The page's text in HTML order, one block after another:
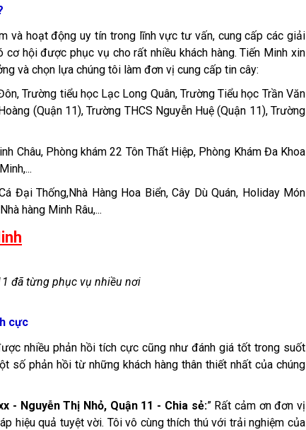
và hoạt động uy tín trong lĩnh vực tư vấn, cung cấp các giải
hội được phục vụ cho rất nhiều khách hàng. Tiến Minh xin
và chọn lựa chúng tôi làm đơn vị cung cấp tin cây:
Trường tiểu học Lạc Long Quân, Trường Tiểu học Trần Văn
(Quận 11), Trường THCS Nguyễn Huệ (Quận 11), Trường
Châu, Phòng khám 22 Tôn Thất Hiệp, Phòng Khám Đa Khoa
Đại Thống,Nhà Hàng Hoa Biển, Cây Dù Quán, Holiday Món
hàng Minh Râu,...
đã từng phục vụ nhiều nơi​
cực
nhiều phản hồi tích cực cũng như đánh giá tốt trong suốt
phản hồi từ những khách hàng thân thiết nhất của chúng
- Nguyễn Thị Nhỏ, Quận 11 - Chia sẻ:” Rất cảm ơn đơn vị
hiệu quả tuyệt vời. Tôi vô cùng thích thú với trải nghiệm của